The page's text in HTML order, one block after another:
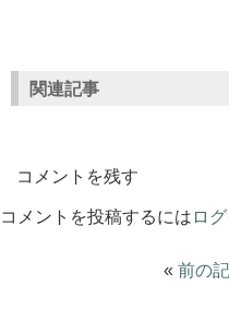
関連記事
コメントを残す
コメントを投稿するには ロ
« 前の